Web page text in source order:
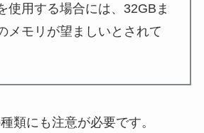
使用する場合には、32GBま
メモリが望ましいとされて
類にも注意が必要です。